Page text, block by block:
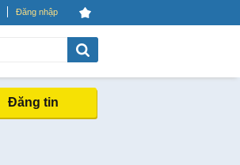
Đăng nhập
Đăng tin